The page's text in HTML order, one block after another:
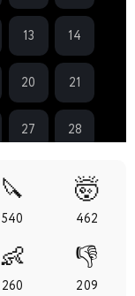
13 14
20 21
27 28
33
🔪
540
🤯
462
👶
260
👎
209